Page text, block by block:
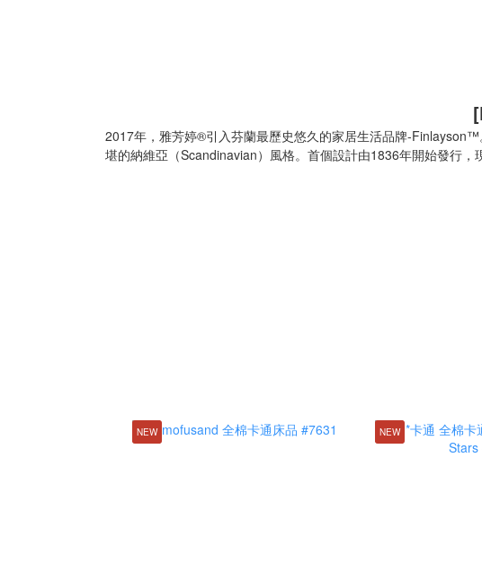
2017年，雅芳婷®引入芬蘭最歷史悠久的家居生活品牌-
堪的納維亞（Scandinavian）風格。首個設計由1836年開始發行，
NEW NEW